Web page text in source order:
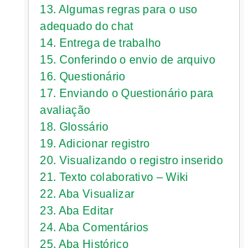
13. Algumas regras para o uso
adequado do chat
14. Entrega de trabalho
15. Conferindo o envio de arquivo
16. Questionário
17. Enviando o Questionário para
avaliação
18. Glossário
19. Adicionar registro
20. Visualizando o registro inserido
21. Texto colaborativo – Wiki
22. Aba Visualizar
23. Aba Editar
24. Aba Comentários
25. Aba Histórico